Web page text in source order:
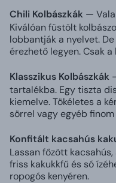
Chili Kolbászkák —
Kiválóan füstölt
lobbantják a nyelvet.
érezhető legyen. Csak
Klasszikus Kolbászkák
tartalékba. Egy tiszta
kiemelve. Tökéletes a
sörrel vagy egyéb
Konfitált kacsahús
Lassan főzött
friss kakukkfű és só
ropogós kenyéren.